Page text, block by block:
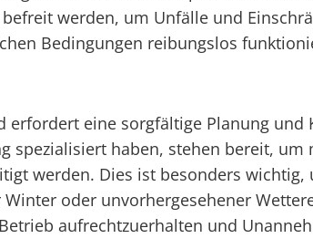
werden, um Unfälle und
Bedingungen reibungslos
erfordert eine sorgfältige Planung
spezialisiert haben, stehen bereit,
werden. Dies ist besonders
oder unvorhergesehener
aufrechtzuerhalten und